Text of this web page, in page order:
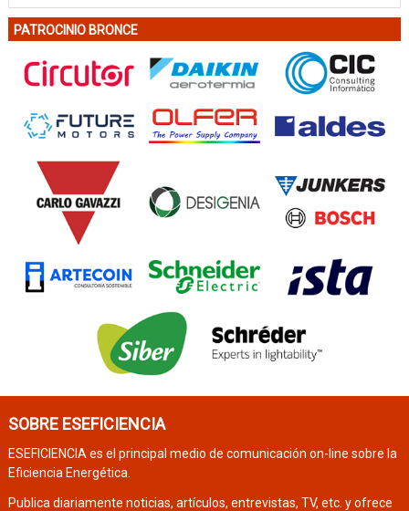
PATROCINIO BRONCE
SOBRE ESEFICIENCIA
ESEFICIENCIA es el principal medio de comunicación on-line sobre la
Eficiencia Energética.
Publica diariamente noticias, artículos, entrevistas, TV, etc. y ofrece